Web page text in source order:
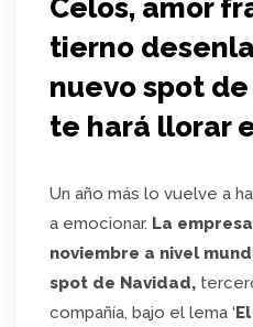
Celos, amor
tierno
nuevo spot
te hará llorar
Un año más lo vuelve a
a emocionar. La
noviembre a nivel
spot de Navidad,
compañía, bajo el lema ‘